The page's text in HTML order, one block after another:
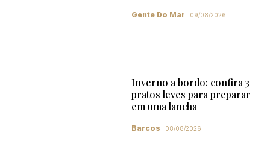
Gente Do Mar 09/08/2026
Inverno a bordo: confira 3
pratos leves para preparar
em uma lancha
Barcos 08/08/2026